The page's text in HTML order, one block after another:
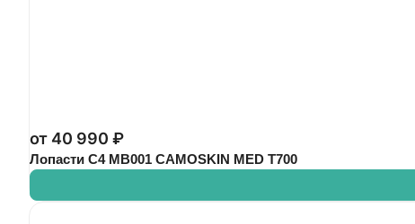
от 40 990 ₽
Лопасти C4 MB001 CAMOSKIN MED T700